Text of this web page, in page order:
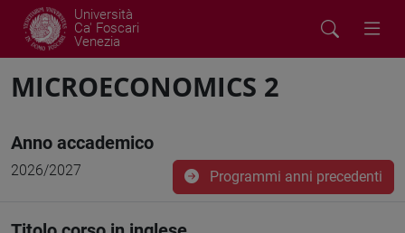
Università
Ca' Foscari
Venezia
MICROECONOMICS 2
Anno accademico
2026/2027 Programmi anni precedenti